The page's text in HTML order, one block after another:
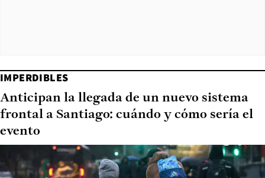
IMPERDIBLES
Anticipan la llegada de un nuevo sistema
frontal a Santiago: cuándo y cómo sería el
evento